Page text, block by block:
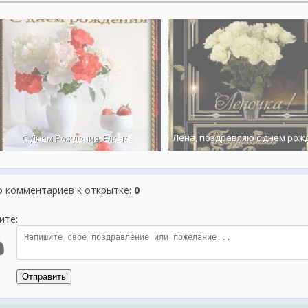
С Днём Рождения, Елена! Лена, поздравляю с днем
комментариев к открытке: 0
Отправить